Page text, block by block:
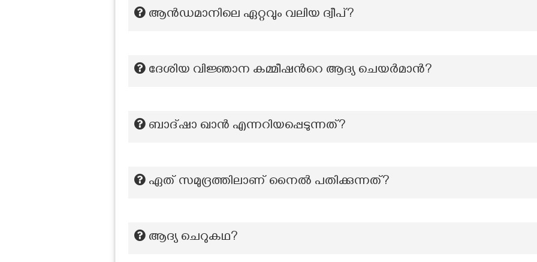
ആൻഡമാനിലെ ഏറ്റവും വലിയ ദ്വീപ്?
ദേശിയ വിജ്ഞാന കമ്മീഷന്‍റെ ആദ്യ ചെയർമാൻ?
ബാദ്ഷാ ഖാൻ എന്നറിയപ്പെടുന്നത്?
ഏത് സമുദ്രത്തിലാണ് നൈൽ പതിക്കുന്നത്?
ആദ്യ ചെറുകഥ?